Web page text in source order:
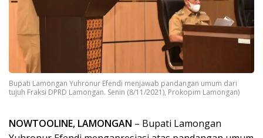
Bupati Lamongan Yuhronur Efendi menjawab pandangan umum dari
tujuh Fraksi DPRD Lamongan. Senin (8/11/2021), Prokopim Lamongan)
NOWTOOLINE, LAMONGAN – Bupati Lamongan